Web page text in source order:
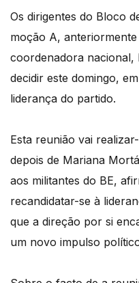
Os dirigentes do Bloco
moção A,
coordenadora
decidir este domingo,
liderança do partido.
Esta reunião vai
depois de Mariana
aos militantes do BE,
recandidatar-se à
que a direção por si
um novo impulso